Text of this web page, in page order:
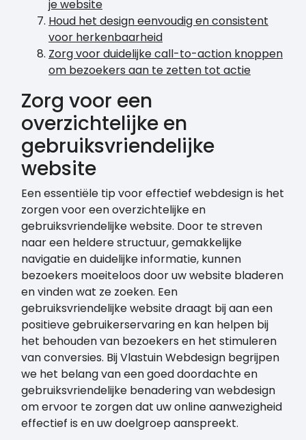
je website
Houd het design eenvoudig en consistent
voor herkenbaarheid
Zorg voor duidelijke call-to-action knoppen
om bezoekers aan te zetten tot actie
Zorg voor een
overzichtelijke en
gebruiksvriendelijke
website
Een essentiële tip voor effectief webdesign is het
zorgen voor een overzichtelijke en
gebruiksvriendelijke website. Door te streven
naar een heldere structuur, gemakkelijke
navigatie en duidelijke informatie, kunnen
bezoekers moeiteloos door uw website bladeren
en vinden wat ze zoeken. Een
gebruiksvriendelijke website draagt bij aan een
positieve gebruikerservaring en kan helpen bij
het behouden van bezoekers en het stimuleren
van conversies. Bij Vlastuin Webdesign begrijpen
we het belang van een goed doordachte en
gebruiksvriendelijke benadering van webdesign
om ervoor te zorgen dat uw online aanwezigheid
effectief is en uw doelgroep aanspreekt.